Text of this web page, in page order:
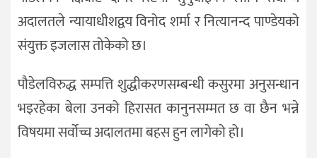
अदालतले न्यायाधीशद्वय विनोद शर्मा र नित्यानन्द पाण्डेयको
संयुक्त इजलास तोकेको छ।
पौडेलविरुद्ध सम्पत्ति शुद्धीकरणसम्बन्धी कसुरमा अनुसन्धान
भइरहेका बेला उनको हिरासत कानुनसम्मत छ वा छैन भन्ने
विषयमा सर्वोच्च अदालतमा बहस हुन लागेको हो।